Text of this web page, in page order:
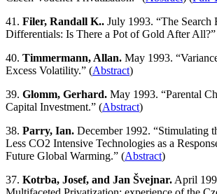
41. Filer, Randall K.. July 1993. “The Search
Differentials: Is There a Pot of Gold After
40. Timmermann, Allan. May 1993.
Excess Volatility.” (Abstract)
39. Glomm, Gerhard. May 1993. “Parental
Capital Investment.” (Abstract)
38. Parry, Ian. December 1992. “Stimulating
Less CO2 Intensive Technologies as a
Future Global Warming.” (Abstract)
37. Kotrba, Josef, and Jan Švejnar. April